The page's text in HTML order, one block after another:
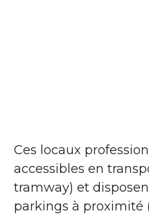
Ces locaux
accessibles en
tramway) et
parkings à proximité